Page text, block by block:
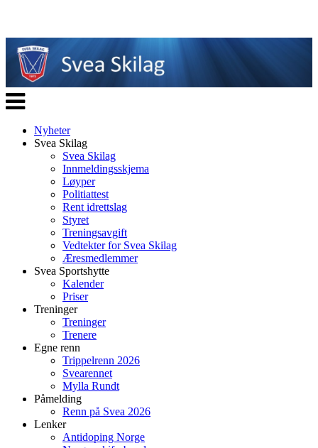
Veksle
navigasjon
Nyheter
Svea Skilag
Svea Skilag
Innmeldingsskjema
Løyper
Politiattest
Rent idrettslag
Styret
Treningsavgift
Vedtekter for Svea Skilag
Æresmedlemmer
Svea Sportshytte
Kalender
Priser
Treninger
Treninger
Trenere
Egne renn
Trippelrenn 2026
Svearennet
Mylla Rundt
Påmelding
Renn på Svea 2026
Lenker
Antidoping Norge